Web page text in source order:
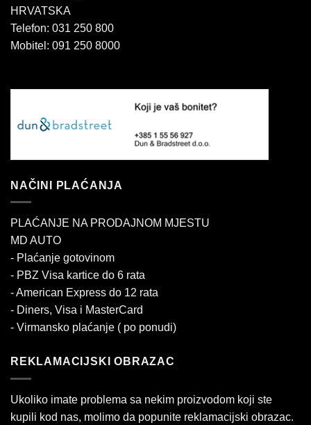
HRVATSKA
Telefon: 031 250 800
Mobitel: 091 250 8000
NAČINI PLAĆANJA
PLAĆANJE NA PRODAJNOM MJESTU
MD AUTO
- Plaćanje gotovinom
- PBZ Visa kartice do 6 rata
- American Express do 12 rata
- Diners, Visa i MasterCard
- Virmansko plaćanje ( po ponudi)
REKLAMACIJSKI OBRAZAC
Ukoliko imate problema sa nekim proizvodom koji ste
kupili kod nas, molimo da popunite reklamacijski obrazac.